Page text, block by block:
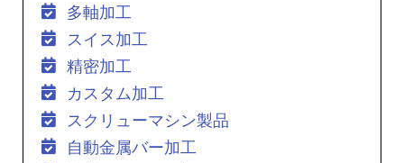
多軸加工
スイス加工
精密加工
カスタム加工
スクリューマシン製品
自動金属バー加工